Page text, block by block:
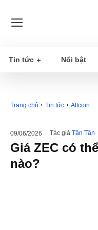
Tin tức Nổi bật
Trang chủ Tin tức Altcoin
09/06/2026 Tác giả Tân Tân
Giá ZEC có
nào?